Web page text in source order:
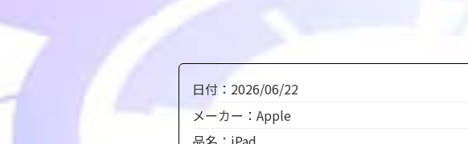
日付：2026/06/22
メーカー：Apple